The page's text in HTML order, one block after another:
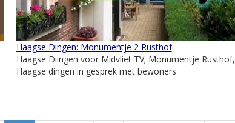
Haagse Dingen: Monumentje 2 Rusthof
Haagse Diingen voor Midvliet TV; Monumentje Rusthof,
Haagse dingen in gesprek met bewoners